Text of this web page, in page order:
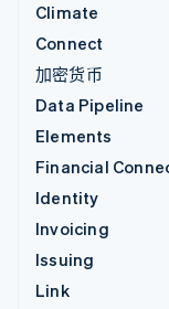
Climate
Connect
加密货币
Data Pipeline
Elements
Financial
Identity
Invoicing
Issuing
Link